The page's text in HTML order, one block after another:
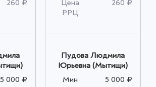
260 ₽
5 000 ₽
Цена
РРЦ
260 ₽
Пудова Людмила
Юрьевна (Мытищи)
Мин
5 000 ₽